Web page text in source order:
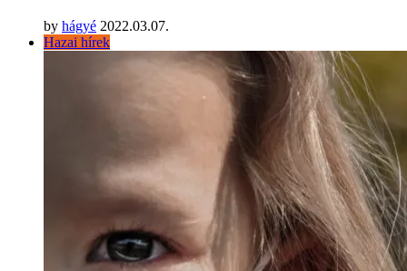
by hágyé 2022.03.07.
Hazai hírek